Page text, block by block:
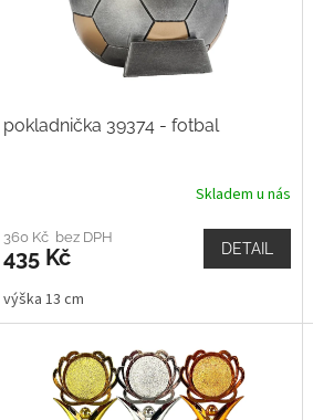
pokladnička 39374 - fotbal
Skladem u nás
360 Kč bez DPH
435 Kč DETAIL
výška 13 cm